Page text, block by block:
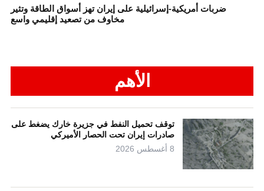
ضربات أمريكية-إسرائيلية على إيران تهز أسواق الطاقة وتثير
مخاوف من تصعيد إقليمي واسع
الأهم
توقف تحميل النفط في جزيرة خارك يضغط على
صادرات إيران تحت الحصار الأميركي
8 أغسطس 2026